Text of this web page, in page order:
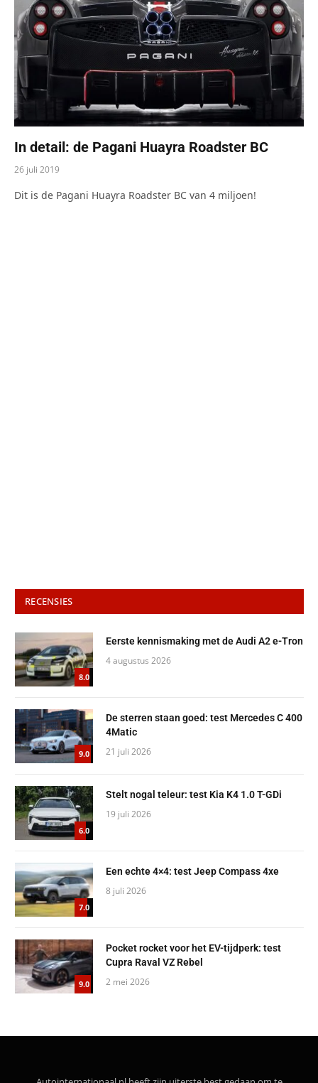
In detail: de Pagani Huayra Roadster BC
26 juli 2019
Dit is de Pagani Huayra Roadster BC van 4 miljoen!
RECENSIES
8.0
Eerste kennismaking met de Audi A2 e-Tron
4 augustus 2026
9.0
De sterren staan goed: test Mercedes C 400
4Matic
21 juli 2026
6.0
Stelt nogal teleur: test Kia K4 1.0 T-GDi
19 juli 2026
7.0
Een echte 4×4: test Jeep Compass 4xe
8 juli 2026
9.0
Pocket rocket voor het EV-tijdperk: test
Cupra Raval VZ Rebel
2 mei 2026